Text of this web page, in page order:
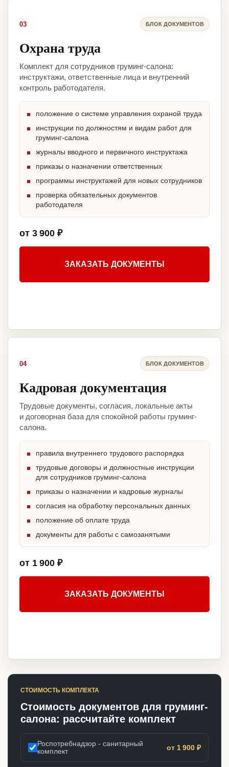
03 БЛОК ДОКУМЕНТОВ
Охрана труда
Комплект для сотрудников груминг-салона:
инструктажи, ответственные лица и внутренний
контроль работодателя.
положение о системе управления охраной труда
инструкции по должностям и видам работ для
груминг-салона
журналы вводного и первичного инструктажа
приказы о назначении ответственных
программы инструктажей для новых сотрудников
проверка обязательных документов
работодателя
от 3 900 ₽
ЗАКАЗАТЬ ДОКУМЕНТЫ
04 БЛОК ДОКУМЕНТОВ
Кадровая документация
Трудовые документы, согласия, локальные акты
и договорная база для спокойной работы груминг-
салона.
правила внутреннего трудового распорядка
трудовые договоры и должностные инструкции
для сотрудников груминг-салона
приказы о назначении и кадровые журналы
согласия на обработку персональных данных
положение об оплате труда
документы для работы с самозанятыми
от 1 900 ₽
ЗАКАЗАТЬ ДОКУМЕНТЫ
СТОИМОСТЬ КОМПЛЕКТА
Стоимость документов для груминг-
салона: рассчитайте комплект
Роспотребнадзор - санитарный
комплект
от 1 900 ₽